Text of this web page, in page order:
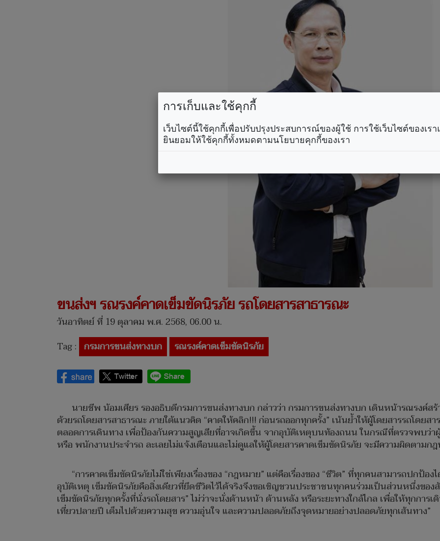
ขนส่งฯ รณรงค์คาดเข็มขัดนิรภัย รถโดยสารสาธารณะ
วันอาทิตย์ ที่ 19 ตุลาคม พ.ศ. 2568, 06.00 น.
Tag : กรมการขนส่งทางบก รณรงค์คาดเข็มขัดนิรภัย
นายชีพ น้อมเศียร รองอธิบดีกรมการขนส่งทางบก กล่าวว่า กรมการขนส่งทางบก เดินหน้ารณรงค์ส
ด้วยรถโดยสารสาธารณะ ภายใต้แนวคิด “คาดให้คลิก!!! ก่อนรถออกทุกครั้ง” เน้นย้ำให้ผู้โดยสารรถโดย
ตลอดการเดินทาง เพื่อป้องกันความสูญเสียที่อาจเกิดขึ้น จากอุบัติเหตุบนท้องถนน ในกรณีที่ตรวจพบว่
หรือ พนักงานประจำรถ ละเลยไม่แจ้งเตือนและไม่ดูแลให้ผู้โดยสารคาดเข็มขัดนิรภัย จะมีความผิดตาม
“การคาดเข็มขัดนิรภัยไม่ใช่เพียงเรื่องของ “กฎหมาย” แต่คือเรื่องของ “ชีวิต” ที่ทุกคนสามารถปกป้อง
อุบัติเหตุ เข็มขัดนิรภัยคือสิ่งเดียวที่ยึดชีวิตไว้ได้จริงจึงขอเชิญชวนประชาชนทุกคนร่วมเป็นส่วนหนึ่งขอ
เข็มขัดนิรภัยทุกครั้งที่นั่งรถโดยสาร” ไม่ว่าจะนั่งด้านหน้า ด้านหลัง หรือระยะทางใกล้ไกล เพื่อให้ทุกการ
เที่ยวปลายปี เต็มไปด้วยความสุข ความอุ่นใจ และความปลอดภัยถึงจุดหมายอย่างปลอดภัยทุกเส้นทาง”
การเก็บและใช้คุกกี้
เว็บไซต์นี้ใช้คุกกี้เพื่อปรับปรุงประสบการณ์ของผู้ใช้ การใช้เว็บไซต์ของเร
ยินยอมให้ใช้คุกกี้ทั้งหมดตามนโยบายคุกกี้ของเรา